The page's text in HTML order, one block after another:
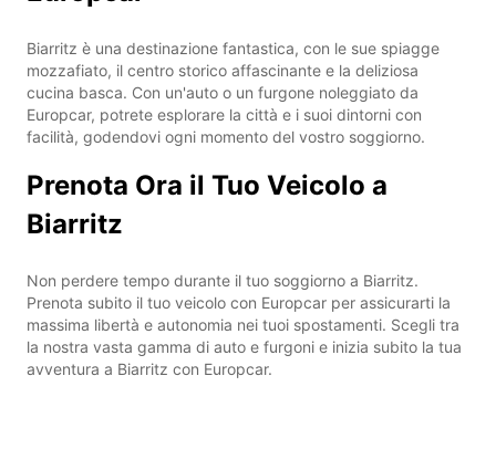
Biarritz è una destinazione fantastica, con le sue spiagge
mozzafiato, il centro storico affascinante e la deliziosa
cucina basca. Con un'auto o un furgone noleggiato da
Europcar, potrete esplorare la città e i suoi dintorni con
facilità, godendovi ogni momento del vostro soggiorno.
Prenota Ora il Tuo Veicolo a
Biarritz
Non perdere tempo durante il tuo soggiorno a Biarritz.
Prenota subito il tuo veicolo con Europcar per assicurarti la
massima libertà e autonomia nei tuoi spostamenti. Scegli tra
la nostra vasta gamma di auto e furgoni e inizia subito la tua
avventura a Biarritz con Europcar.